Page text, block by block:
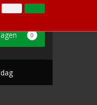
Klantenservice
0